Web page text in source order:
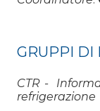
GRUPPI DI
CTR -
refrigerazione